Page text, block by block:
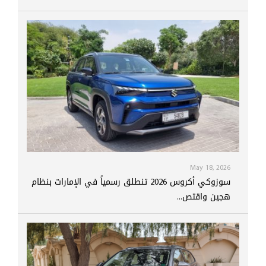
May 18, 2026
سوزوكي أكروس 2026 تنطلق رسمياً في الإمارات بنظام
هجين واقتص...